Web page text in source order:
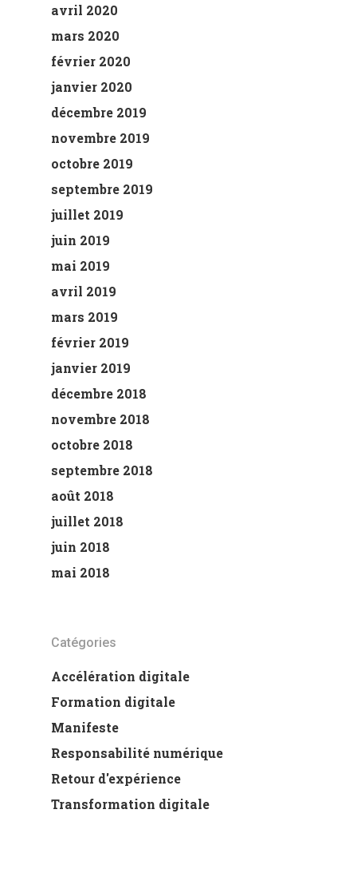
avril 2020
mars 2020
février 2020
janvier 2020
décembre 2019
novembre 2019
octobre 2019
septembre 2019
juillet 2019
juin 2019
mai 2019
avril 2019
mars 2019
février 2019
janvier 2019
décembre 2018
novembre 2018
octobre 2018
septembre 2018
août 2018
juillet 2018
juin 2018
mai 2018
Catégories
Accélération digitale
Formation digitale
Manifeste
Responsabilité numérique
Retour d'expérience
Transformation digitale